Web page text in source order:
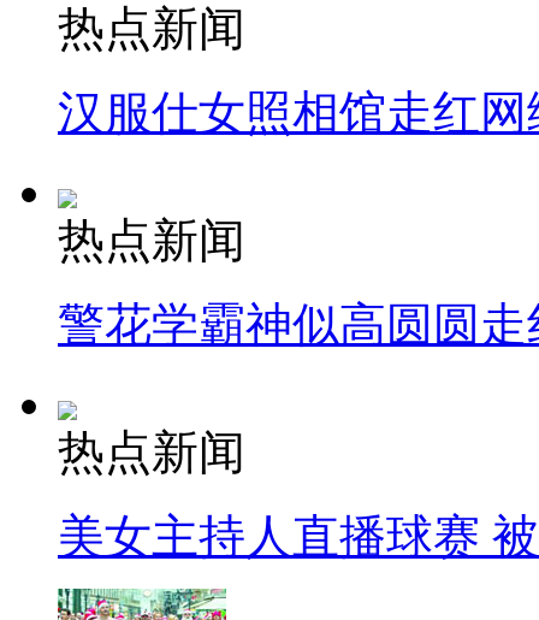
热点新闻
汉服仕女照相馆走红网
热点新闻
警花学霸神似高圆圆走
热点新闻
美女主持人直播球赛